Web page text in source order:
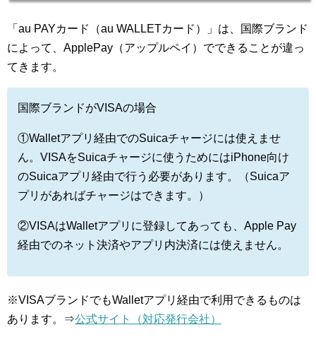
「au PAYカード（au WALLETカード）」は、国際ブランド
によって、ApplePay（アップルペイ）でできることが違っ
てきます。
国際ブランドがVISAの場合
①Walletアプリ経由でのSuicaチャージには使えませ
ん。VISAをSuicaチャージに使うためにはiPhone向け
のSuicaアプリ経由で行う必要があります。（Suicaア
プリがあればチャージはできます。）
②VISAはWalletアプリに登録してあっても、Apple Pay
経由でのネット決済やアプリ内決済には使えません。
※VISAブランドでもWalletアプリ経由で利用できるものは
あります。⇒公式サイト（対応発行会社）